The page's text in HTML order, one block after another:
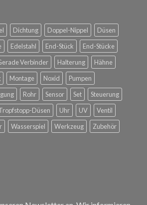
Hofreitschule
in
Wien
Dichtung Doppel-Nippel
Düsen
Edelstahl End-Stück
End-Stücke
Verbinder Halterung
Hähne
Montage Noxid
Pumpen
Rohr Sensor Set
Steuerung
Düsen Uhr UV
Ventil
Wasserspiel Werkzeug
Zubehör